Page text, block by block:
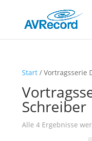
Start/ Vortragsserie
Schreiber
Alle 4 Ergebnisse